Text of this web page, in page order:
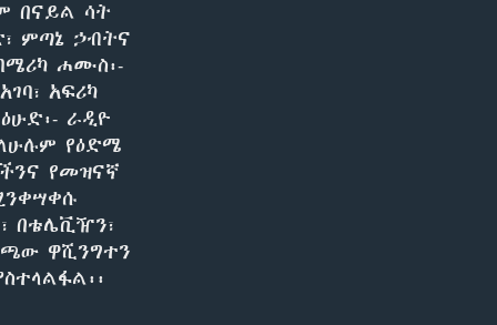
በናይል ሳት
ምጣኔ ኃብትና
ሐሙስ፡-
አፍሪካ
ራዲዮ
የዕድሜ
የመዝናኛ
በቴሌቪዥን፣
ዋሺንግተን